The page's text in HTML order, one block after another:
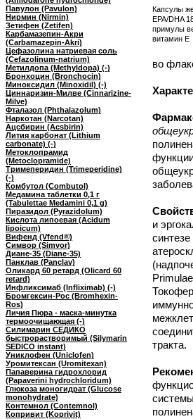
Павулон (Pavulon)
Нирмин (Nirmin)
Зетифен (Zetifen)
Карбамазепин-Акри
(Carbamazepin-Akri)
Цефазолина натриевая соль
(Cefazolinum-natrium)
Метилдопа (Methyldopa) (-)
Бронхоцин (Bronchocin)
Миноксидил (Minoxidil) (-)
Циннаризин-Милве (Cinnarizine-
Milve)
Фталазол (Phthalazolum)
Наркотан (Narcotan)
Ацсбирин (Acsbirin)
Лития карбонат (Lithium
carbonate) (-)
Метоклопрамид
(Metoclopramide)
Тримеперидин (Trimeperidine)
(-)
Комбутол (Combutol)
Медамина таблетки 0,1 г
(Tabulettae Medamini 0,1 g)
Пиразидол (Pyrazidolum)
Кислота липоевая (Acidum
lipoicum)
Вифенд (Vfend®)
Симвор (Simvor)
Диане-35 (Diane-35)
Панклав (Panclav)
Оликард 60 ретард (Olicard 60
retard)
Инфликсимаб (Infliximab) (-)
Бромгексин-Рос (Bromhexin-
Ros)
Личия Пюра - маска-минутка
термоочищающая (-)
Силимарин СЕДИКО
быстрорастворимый (Silymarin
SEDICO instant)
Униклофен (Uniclofen)
Уромитексан (Uromitexan)
Папаверина гидрохлорид
(Papaverini hydrochloridum)
Глюкоза моногидрат (Glucose
monohydrate)
Контемнол (Contemnol)
Копривит (Koprivit)
Капсулы
EPA/DHA
примулы
витамин E
во
и
тракта.